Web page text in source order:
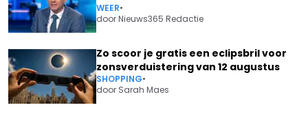
WEER•
doorNieuws365 Redactie
Zo scoor je gratis een eclipsbril voor
zonsverduistering van 12 augustus
SHOPPING•
door Sarah Maes